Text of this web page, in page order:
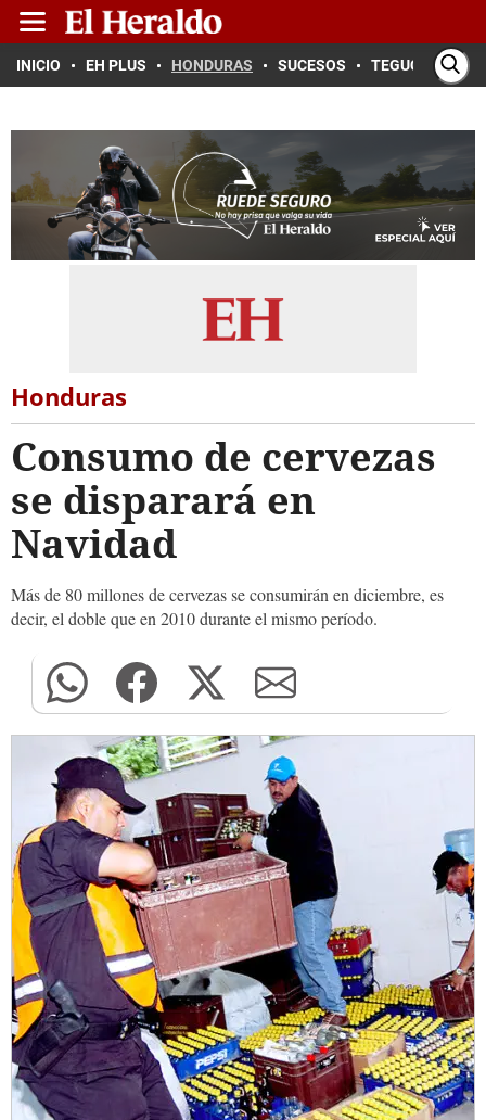
INICIO EH PLUS HONDURAS SUCESOS TEGUCIGALPA
Honduras
Consumo de cervezas
se disparará en
Navidad
Más de 80 millones de cervezas se consumirán en diciembre, es
decir, el doble que en 2010 durante el mismo período.